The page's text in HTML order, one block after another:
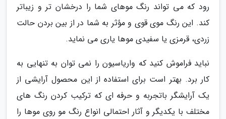
رود که می تواند رنگ موهای شما را درخشان تر و زیباتر
کند. این رنگ موی قوی و مؤثر به شما در از بین بردن حالت
زردی، قرمزی یا سفیدی موها یاری می نماید.
نباید فراموش کنید که واریاسیون را نمی توان به تنهایی به
کار برد. بهتر است برای استفاده از این محصول آرایشی از
یک آرایشگر باتجربه و حرفه ای که ترکیب کردن رنگ های
مختلف با یکدیگر و آثار احتمالی انواع رنگ مو روی موها را